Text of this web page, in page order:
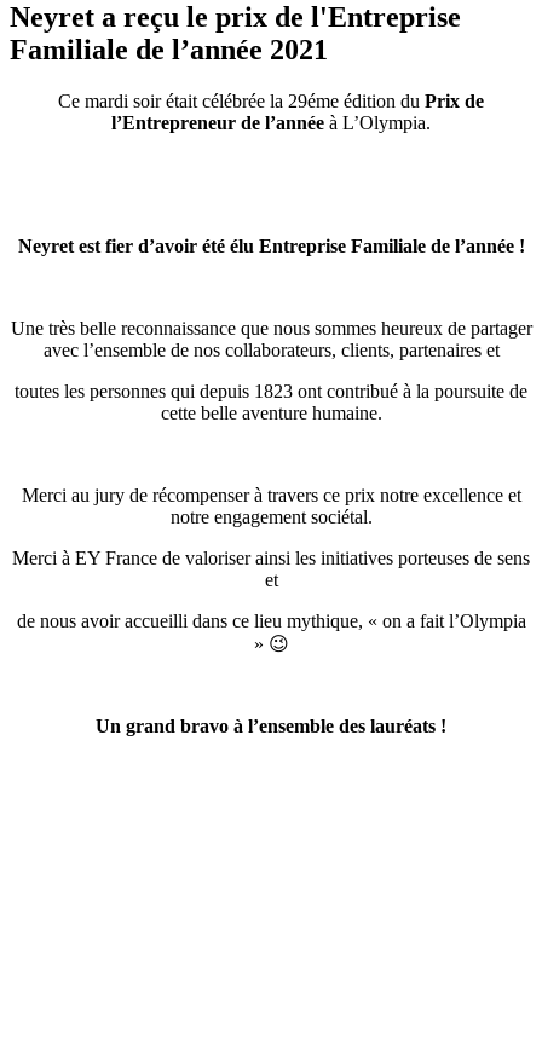
Neyret a reçu le prix de l'Entreprise
Familiale de l’année 2021
Ce mardi soir était célébrée la 29éme édition du Prix de
l’Entrepreneur de l’année à L’Olympia.
Neyret est fier d’avoir été élu Entreprise Familiale de l’année !
Une très belle reconnaissance que nous sommes heureux de partager
avec l’ensemble de nos collaborateurs, clients, partenaires et
toutes les personnes qui depuis 1823 ont contribué à la poursuite de
cette belle aventure humaine.
Merci au jury de récompenser à travers ce prix notre excellence et
notre engagement sociétal.
Merci à EY France de valoriser ainsi les initiatives porteuses de sens
et
de nous avoir accueilli dans ce lieu mythique, « on a fait l’Olympia
» 😉
Un grand bravo à l’ensemble des lauréats !